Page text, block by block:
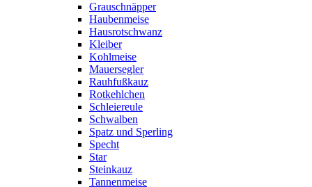
Grauschnäpper
Haubenmeise
Hausrotschwanz
Kleiber
Kohlmeise
Mauersegler
Rauhfußkauz
Rotkehlchen
Schleiereule
Schwalben
Spatz und Sperling
Specht
Star
Steinkauz
Tannenmeise